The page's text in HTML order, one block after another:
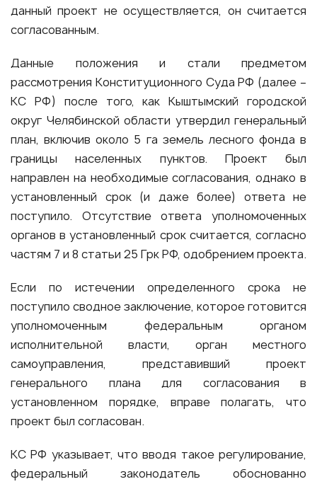
данный проект не осуществляется, он считается
согласованным.
Данные положения и стали предметом
рассмотрения Конституционного Суда РФ (далее –
КС РФ) после того, как Кыштымский городской
округ Челябинской области утвердил генеральный
план, включив около 5 га земель лесного фонда в
границы населенных пунктов. Проект был
направлен на необходимые согласования, однако в
установленный срок (и даже более) ответа не
поступило. Отсутствие ответа уполномоченных
органов в установленный срок считается, согласно
частям 7 и 8 статьи 25 Грк РФ, одобрением проекта.
Если по истечении определенного срока не
поступило сводное заключение, которое готовится
уполномоченным федеральным органом
исполнительной власти, орган местного
самоуправления, представивший проект
генерального плана для согласования в
установленном порядке, вправе полагать, что
проект был согласован.
КС РФ указывает, что вводя такое регулирование,
федеральный законодатель обоснованно